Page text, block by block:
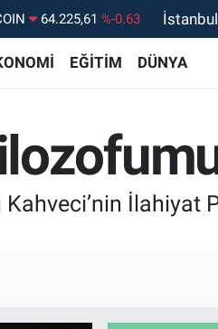
47,7143 %0.16
EURO
55,0317 %-0.02
BİST100
13.799 %70
İstanbul
EĞİTİM DÜNYA
İlahiyat